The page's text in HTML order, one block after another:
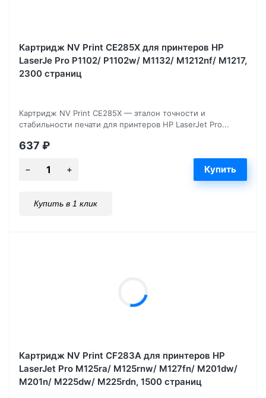
Картридж NV Print CE285X для принтеров HP
LaserJe Pro P1102/ P1102w/ M1132/ M1212nf/ М1217,
2300 страниц
Картридж NV Print CE285X — эталон точности и
стабильности печати для принтеров HP LaserJet Pro...
637 ₽
Купить в 1 клик
Картридж NV Print CF283A для принтеров HP
LaserJet Pro M125ra/ M125rnw/ M127fn/ M201dw/
M201n/ M225dw/ M225rdn, 1500 страниц